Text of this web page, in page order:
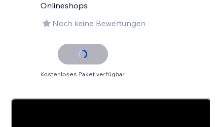
Onlineshops
Noch keine Bewertungen
Kostenloses Paket verfügbar